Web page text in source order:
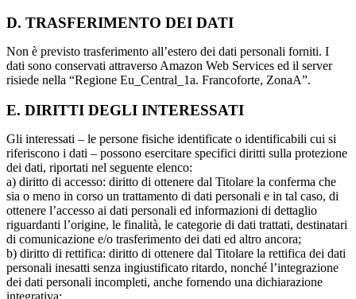
D. TRASFERIMENTO DEI DATI
Non è previsto trasferimento all’estero dei dati personali forniti. I
dati sono conservati attraverso Amazon Web Services ed il server
risiede nella “Regione Eu_Central_1a. Francoforte, ZonaA”.
E. DIRITTI DEGLI INTERESSATI
Gli interessati – le persone fisiche identificate o identificabili cui si
riferiscono i dati – possono esercitare specifici diritti sulla protezione
dei dati, riportati nel seguente elenco:
a) diritto di accesso: diritto di ottenere dal Titolare la conferma che
sia o meno in corso un trattamento di dati personali e in tal caso, di
ottenere l’accesso ai dati personali ed informazioni di dettaglio
riguardanti l’origine, le finalità, le categorie di dati trattati, destinatari
di comunicazione e/o trasferimento dei dati ed altro ancora;
b) diritto di rettifica: diritto di ottenere dal Titolare la rettifica dei dati
personali inesatti senza ingiustificato ritardo, nonché l’integrazione
dei dati personali incompleti, anche fornendo una dichiarazione